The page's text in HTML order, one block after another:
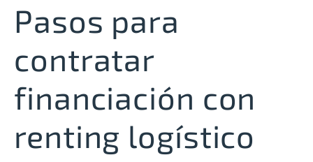
Pasos para
contratar
financiación con
renting logístico